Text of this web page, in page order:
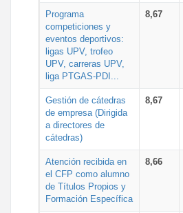
Programa
competiciones y
eventos deportivos:
ligas UPV, trofeo
UPV, carreras UPV,
liga PTGAS-PDI...
8,67
Gestión de cátedras
de empresa (Dirigida
a directores de
cátedras)
8,67
Atención recibida en
el CFP como alumno
de Títulos Propios y
Formación Específica
8,66